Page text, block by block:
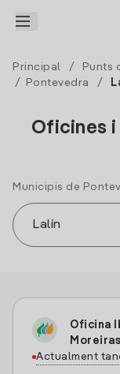
Principal /
Punts
/
Pontevedra /
Oficines i
Municipis de
Oficina
Moreiras
Actualment